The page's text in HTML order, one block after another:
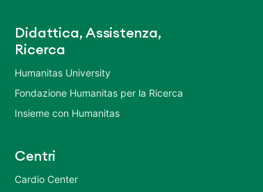
Didattica, Assistenza,
Ricerca
Humanitas University
Fondazione Humanitas per la Ricerca
Insieme con Humanitas
Centri
Cardio Center